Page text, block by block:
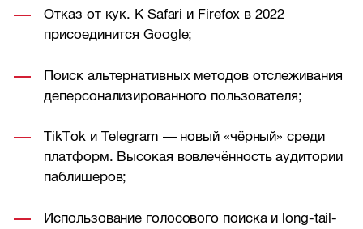
Отказ от кук. К Safari и Firefox в 2022
присоединится Google;
Поиск альтернативных методов отслеживания
деперсонализированного пользователя;
TikTok и Telegram — новый «чёрный» среди
платформ. Высокая вовлечённость аудитории
паблишеров;
Использование голосового поиска и long-tail-